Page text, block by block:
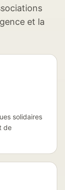
et la
solidaires
de